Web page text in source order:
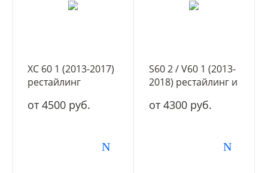
XC 60 1 (2013-2017)
рестайлинг
от 4500 руб.
S60 2 / V60 1 (2013-
2018) рестайлинг и
(2015-2018)
от 4300 руб.